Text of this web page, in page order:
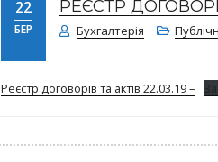
22
БЕР
РЕЄСТР
Бухгалтерія
Реєстр договорів та актів 22.03.19 –